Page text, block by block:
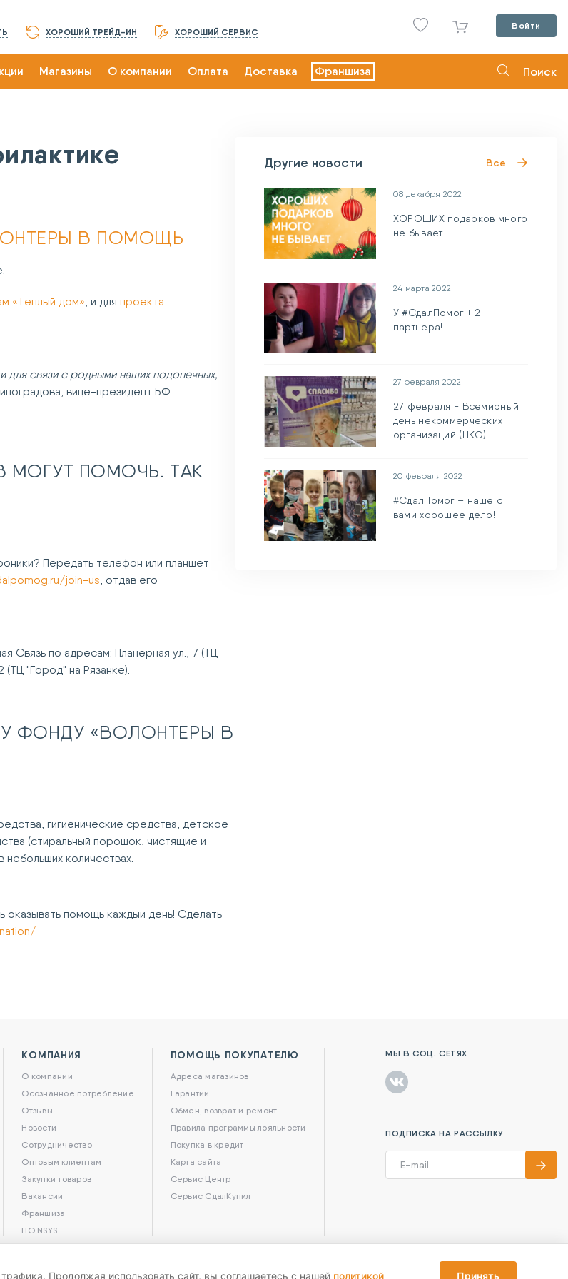
ХОРОШИЙ ТРЕЙД-ИН ХОРОШИЙ СЕРВИС
Войти
Магазины О компании Оплата Доставка Франшиза Поиск
В ПОМОЩЬ
«Теплый дом», и для проекта
для связи с родными наших подопечных,
вице-президент БФ
МОГУТ ПОМОЧЬ. ТАК
Передать телефон или планшет
join-us, отдав его
Связь по адресам: Планерная ул., 7 (ТЦ
(ТЦ "Город" на Рязанке).
ФОНДУ «ВОЛОНТЕРЫ В
гигиенические средства, детское
(стиральный порошок, чистящие и
количествах.
помощь каждый день! Сделать
Другие новости Все
08 декабря 2022
ХОРОШИХ подарков много
не бывает
24 марта 2022
У #СдалПомог + 2
партнера!
27 февраля 2022
27 февраля - Всемирный
день некоммерческих
организаций (НКО)
20 февраля 2022
#СдалПомог – наше с
вами хорошее дело!
КОМПАНИЯ
О компании
Осознанное потребление
Отзывы
Новости
Сотрудничество
Оптовым клиентам
Закупки товаров
Вакансии
Франшиза
ПО NSYS
ПОМОЩЬ ПОКУПАТЕЛЮ
Адреса магазинов
Гарантии
Обмен, возврат и ремонт
Правила программы лояльности
Покупка в кредит
Карта сайта
Сервис Центр
Сервис СдалКупил
МЫ В СОЦ. СЕТЯХ
ПОДПИСКА НА РАССЫЛКУ
Продолжая использовать сайт, вы соглашаетесь с нашей политикой Принять